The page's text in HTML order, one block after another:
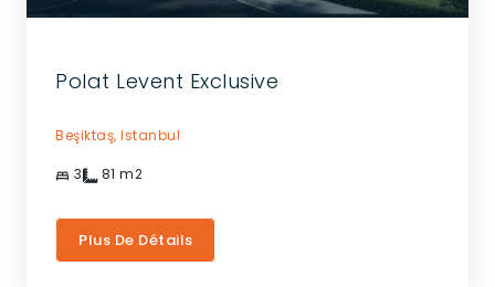
Polat Levent Exclusive
Beşiktaş, Istanbul
3 81 m2
Plus De Détails